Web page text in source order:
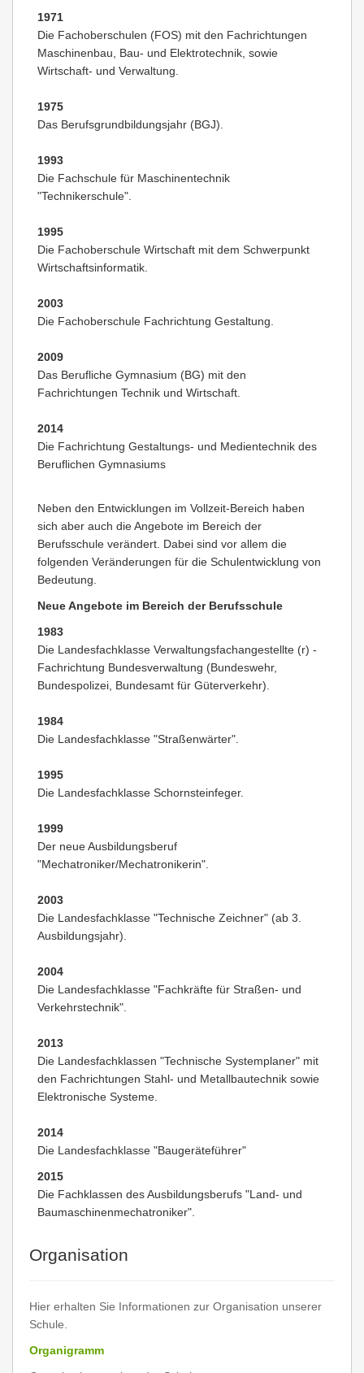
1971
Die Fachoberschulen (FOS) mit den Fachrichtungen
Maschinenbau, Bau- und Elektrotechnik, sowie
Wirtschaft- und Verwaltung.
1975
Das Berufsgrundbildungsjahr (BGJ).
1993
Die Fachschule für Maschinentechnik
"Technikerschule".
1995
Die Fachoberschule Wirtschaft mit dem Schwerpunkt
Wirtschaftsinformatik.
2003
Die Fachoberschule Fachrichtung Gestaltung.
2009
Das Berufliche Gymnasium (BG) mit den
Fachrichtungen Technik und Wirtschaft.
2014
Die Fachrichtung Gestaltungs- und Medientechnik des
Beruflichen Gymnasiums
Neben den Entwicklungen im Vollzeit-Bereich haben
sich aber auch die Angebote im Bereich der
Berufsschule verändert. Dabei sind vor allem die
folgenden Veränderungen für die Schulentwicklung von
Bedeutung.
Neue Angebote im Bereich der Berufsschule
1983
Die Landesfachklasse Verwaltungsfachangestellte (r) -
Fachrichtung Bundesverwaltung (Bundeswehr,
Bundespolizei, Bundesamt für Güterverkehr).
1984
Die Landesfachklasse "Straßenwärter".
1995
Die Landesfachklasse Schornsteinfeger.
1999
Der neue Ausbildungsberuf
"Mechatroniker/Mechatronikerin".
2003
Die Landesfachklasse "Technische Zeichner" (ab 3.
Ausbildungsjahr).
2004
Die Landesfachklasse "Fachkräfte für Straßen- und
Verkehrstechnik".
2013
Die Landesfachklassen "Technische Systemplaner" mit
den Fachrichtungen Stahl- und Metallbautechnik sowie
Elektronische Systeme.
2014
Die Landesfachklasse "Baugeräteführer"
2015
Die Fachklassen des Ausbildungsberufs "Land- und
Baumaschinenmechatroniker".
Organisation
Hier erhalten Sie Informationen zur Organisation unserer
Schule.
Organigramm